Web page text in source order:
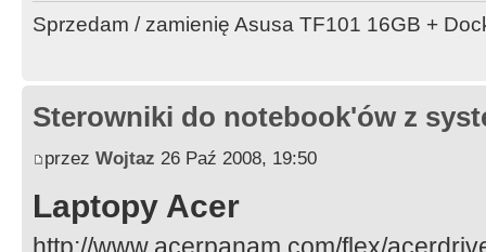
Sprzedam / zamienię Asusa TF101 16GB +
Sterowniki do notebook'ów z
przez Wojtaz 26 Paź 2008, 19:50
Laptopy Acer
http://www.acerpanam.com/flex/